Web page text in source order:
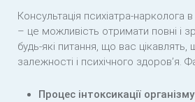
Консультація психіатра-нарколога
– це можливість отримати повні і
будь-які питання, що вас
залежності і психічного здоров’я.
Процес інтоксикації